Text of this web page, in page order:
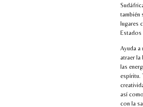
también
lugares
Estados
Ayuda a
atraer la
las
espíritu.
así
con la